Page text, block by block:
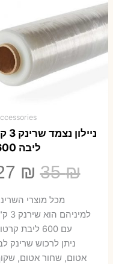
ניילון
ליבה 600
35₪
היה:
35 ₪.
₪
מכל מוצרי
למיניהם
עם 600 ליבת קרטון.
ניתן לרכוש שרינק
אטום, שחור אטום,